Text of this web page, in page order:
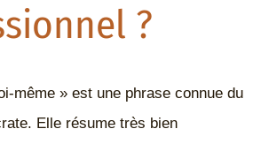
?
même » est une phrase connue du
Elle résume très bien